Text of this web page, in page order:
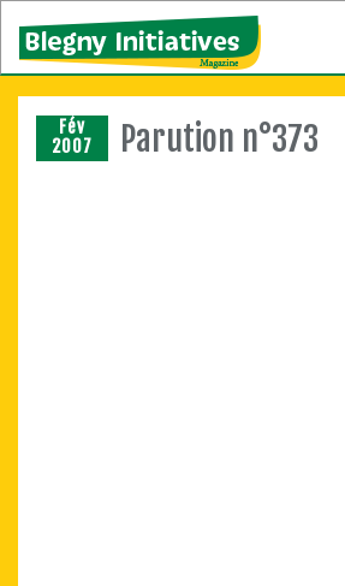
Fév
2007
Parution n°373